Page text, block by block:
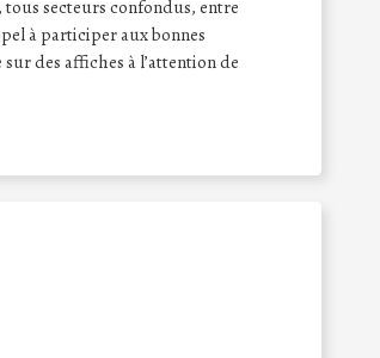
tous secteurs confondus, entre
à participer aux bonnes
des affiches à l’attention de